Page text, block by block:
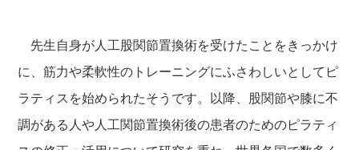
先生自身が人工股関節置換術を受けたことをきっかけ
に、筋力や柔軟性のトレーニングにふさ わしいとしてピ
ラティスを始められたそうです。以降、股関節や膝に不
調がある人や人工関節置換術後の患者のためのピラティ